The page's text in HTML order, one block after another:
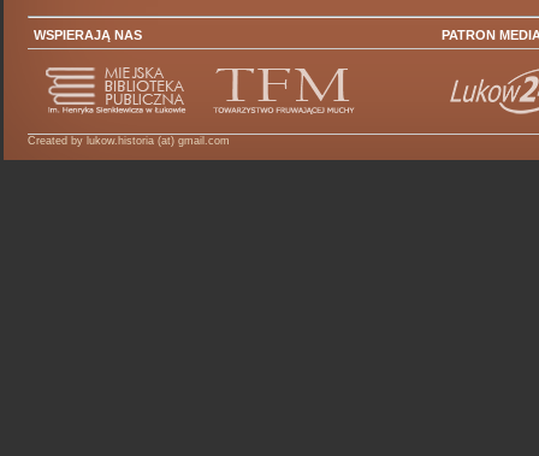
WSPIERAJĄ NAS PATRON
Created by lukow.historia (at) gmail.com